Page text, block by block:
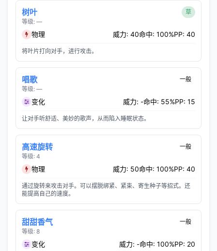
树叶
等级: —
草
物理 威力: 40命中: 100%PP: 40
将叶片打向对手，进行攻击。
唱歌
等级: —
一般
变化 威力: -命中: 55%PP: 15
让对手听舒适、美妙的歌声，从而陷入睡眠状态。
高速旋转
等级: 4
一般
物理 威力: 50命中: 100%PP: 40
通过旋转来攻击对手。可以摆脱绑紧、紧束、寄生种子等招式。还
能提高自己的速度。
甜甜香气
等级: 8
一般
变化 威力: -命中: 100%PP: 20